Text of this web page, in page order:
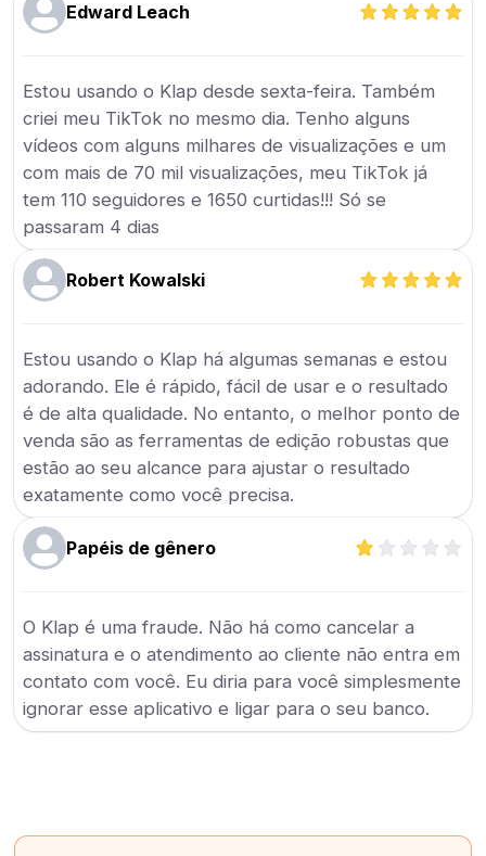
Edward Leach
Estou usando o Klap desde sexta-feira. Também
criei meu TikTok no mesmo dia. Tenho alguns
vídeos com alguns milhares de visualizações e um
com mais de 70 mil visualizações, meu TikTok já
tem 110 seguidores e 1650 curtidas!!! Só se
passaram 4 dias
Robert Kowalski
Estou usando o Klap há algumas semanas e estou
adorando. Ele é rápido, fácil de usar e o resultado
é de alta qualidade. No entanto, o melhor ponto de
venda são as ferramentas de edição robustas que
estão ao seu alcance para ajustar o resultado
exatamente como você precisa.
Papéis de gênero
O Klap é uma fraude. Não há como cancelar a
assinatura e o atendimento ao cliente não entra em
contato com você. Eu diria para você simplesmente
ignorar esse aplicativo e ligar para o seu banco.